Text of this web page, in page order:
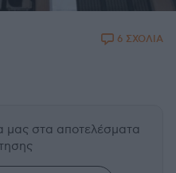
6 ΣΧΟΛΙΑ
μας στα αποτελέσματα